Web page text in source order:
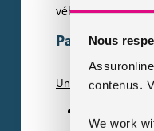
Nous
contenus.
We work
véhicule
Panne
Une fois souscrite,